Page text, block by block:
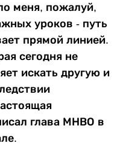
меня, пожалуй,
уроков - путь
прямой линией.
сегодня не
искать другую и
глава МНВО в